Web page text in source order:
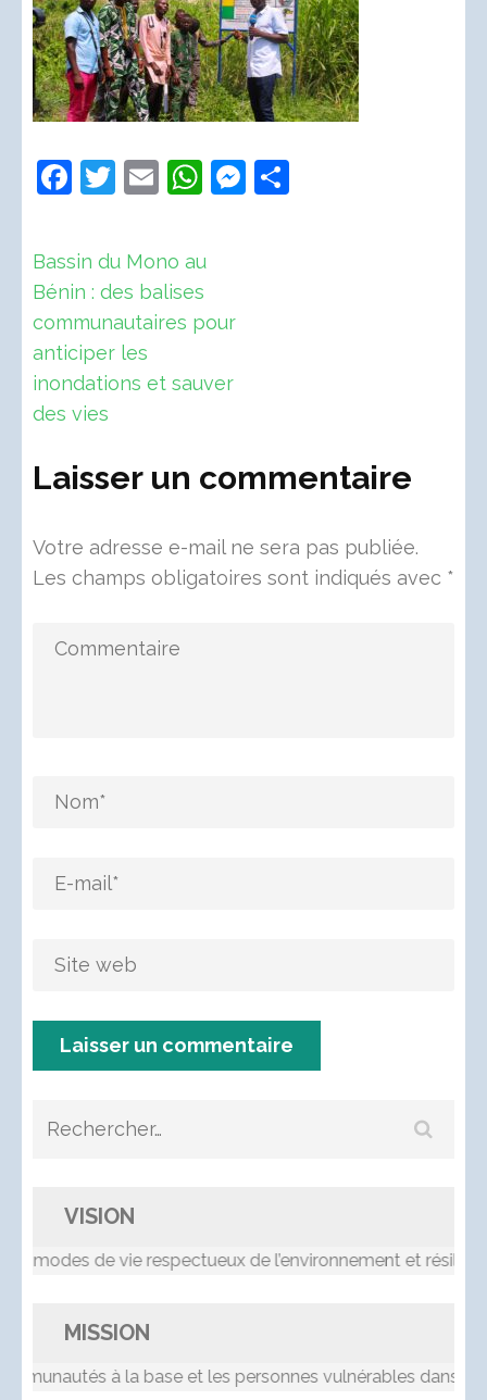
Facebook
Twitter
EmailWhatsApp
Messenger
Navigation
de
l’article
Bassin du Mono au
Bénin : des balises
communautaires pour
anticiper les
inondations et sauver
des vies
Laisser un commentaire
Votre adresse e-mail ne sera pas publiée.
Les champs obligatoires sont indiqués avec *
Rechercher :
VISION
de vie respectueux de l’environnement et résilients
MISSION
à la base et les personnes vulnérables dans le